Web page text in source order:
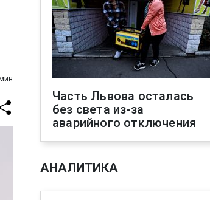
Часть Львова осталась
без света из-за
аварийного отключения
АНАЛИТИКА